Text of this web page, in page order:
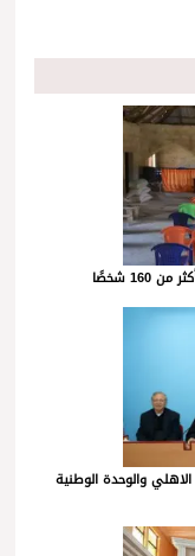
شخصًا
والوحدة الوطنية